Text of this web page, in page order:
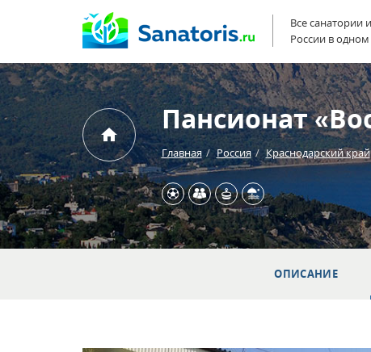
Все санатории
России в одном
Пансионат
Главная Россия Краснодарский край
ОПИСАНИЕ